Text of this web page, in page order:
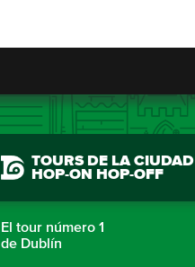
TOURS DE LA CIUDAD
HOP-ON HOP-OFF
El tour número 1
de Dublín